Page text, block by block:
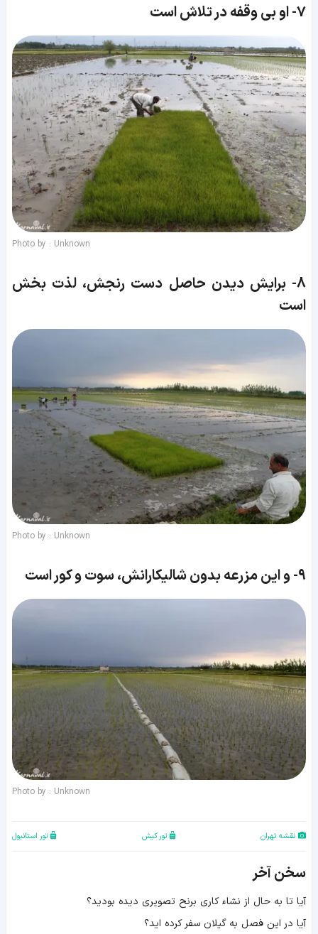
7- او بی وقفه در تلاش است
Photo by : Unknown
8- برایش دیدن حاصل دست رنجش، لذت بخش
است
Photo by : Unknown
9- و این مزرعه بدون شالیکارانش، سوت و کور است
Photo by : Unknown
نقشه تهران تور کیش تور استانبول
سخن آخر
آیا تا به حال از نشاء کاری برنح تصویری دیده بودید؟
آیا در این فصل به گیلان سفر کرده اید؟